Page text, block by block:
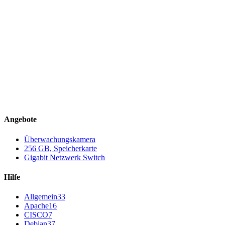
Angebote
Überwachungskamera
256 GB, Speicherkarte
Gigabit Netzwerk Switch
Hilfe
Allgemein33
Apache16
CISCO7